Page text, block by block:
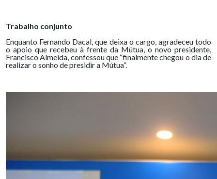
Trabalho conjunto
Enquanto Fernando Dacal, que deixa o cargo, agradeceu todo
o apoio que recebeu à frente da Mútua, o novo presidente,
Francisco Almeida, confessou que “finalmente chegou o dia de
realizar o sonho de presidir a Mútua”.